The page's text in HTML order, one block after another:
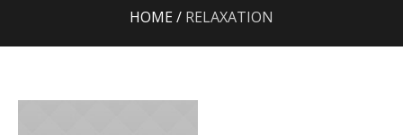
HOME/ RELAXATION